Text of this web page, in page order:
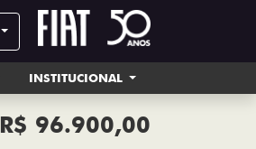
INSTITUCIONAL
R$ 96.900,00